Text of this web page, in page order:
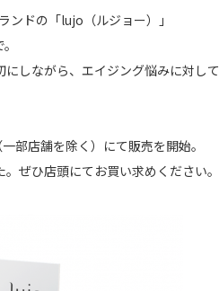
ドの「lujo（ルジョー）」
しながら、エイジング悩みに対して
部店舗を除く）にて販売を開始。
ぜひ店頭にてお買い求めください。